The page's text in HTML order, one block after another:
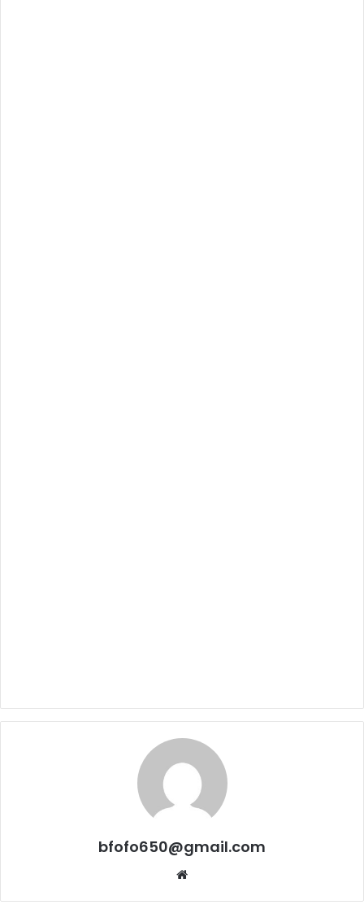
bfofo650@gmail.com
Website